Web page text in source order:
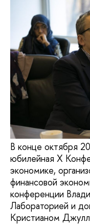
В конце октября
юбилейная Х
экономике,
финансовой
конференции
Лабораторией и
Кристианом